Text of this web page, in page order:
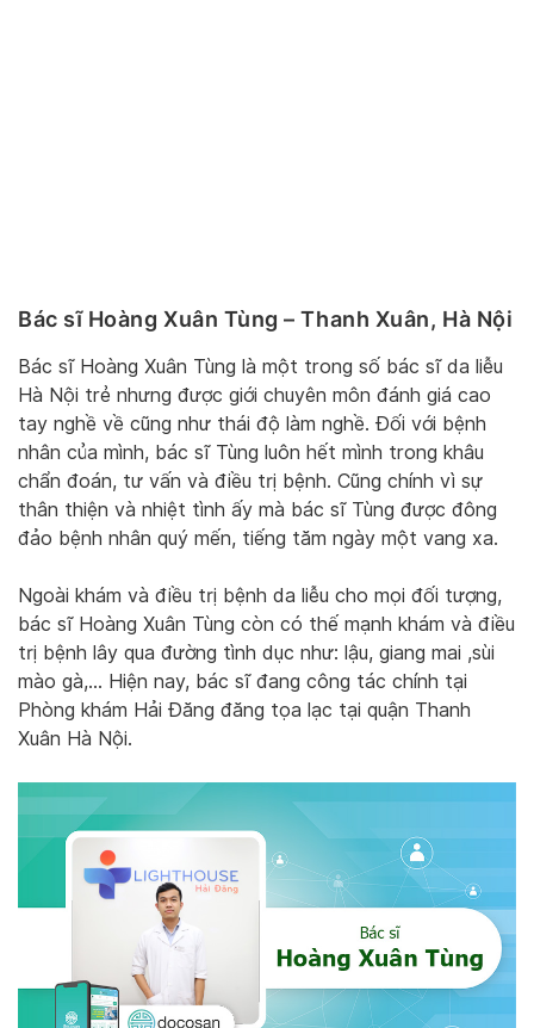
Bác sĩ Hoàng Xuân Tùng – Thanh Xuân, Hà Nội
Bác sĩ Hoàng Xuân Tùng là một trong số bác sĩ da liễu
Hà Nội trẻ nhưng được giới chuyên môn đánh giá cao
tay nghề về cũng như thái độ làm nghề. Đối với bệnh
nhân của mình, bác sĩ Tùng luôn hết mình trong khâu
chẩn đoán, tư vấn và điều trị bệnh. Cũng chính vì sự
thân thiện và nhiệt tình ấy mà bác sĩ Tùng được đông
đảo bệnh nhân quý mến, tiếng tăm ngày một vang xa.
Ngoài khám và điều trị bệnh da liễu cho mọi đối tượng,
bác sĩ Hoàng Xuân Tùng còn có thế mạnh khám và điều
trị bệnh lây qua đường tình dục như: lậu, giang mai ,sùi
mào gà,… Hiện nay, bác sĩ đang công tác chính tại
Phòng khám Hải Đăng đăng tọa lạc tại quận Thanh
Xuân Hà Nội.